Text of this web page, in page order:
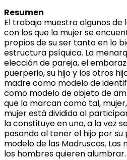
Resumen
El trabajo muestra algunos
con los que la mujer se
propios de su ser tanto en lo
estructura psíquica. La
elección de pareja, el
puerperio, su hijo y los otros
madre como modelo de
como modelo de objeto de
que la marcan como tal,
mujer está dividida al
la constituye en una, a la vez
pasando al tener el hijo por su
modelo de las Madruscas. Las
los hombres quieren alumbrar.